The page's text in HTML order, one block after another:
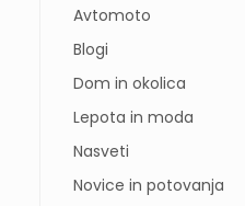
Avtomoto
Blogi
Dom in okolica
Lepota in moda
Nasveti
Novice in potovanja